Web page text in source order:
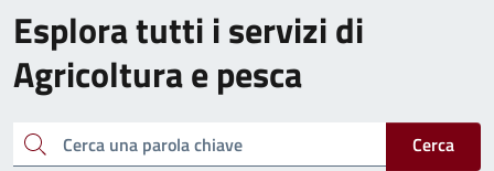
Esplora tutti i servizi di
Agricoltura e pesca
Cerca una parola chiave
Cerca